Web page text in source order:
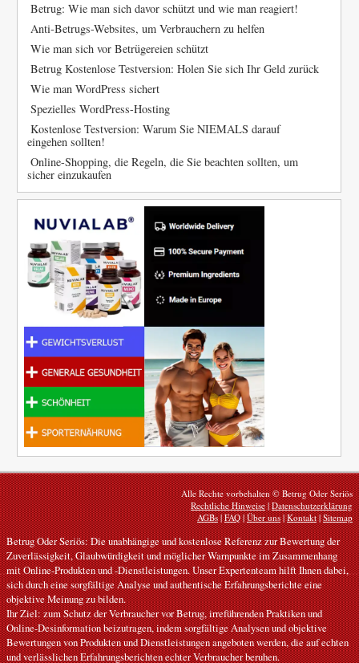
Betrug: Wie man sich davor schützt und wie man reagiert!
Anti-Betrugs-Websites, um Verbrauchern zu helfen
Wie man sich vor Betrügereien schützt
Betrug Kostenlose Testversion: Holen Sie sich Ihr Geld zurück
Wie man WordPress sichert
Spezielles WordPress-Hosting
Kostenlose Testversion: Warum Sie NIEMALS darauf
eingehen sollten!
Online-Shopping, die Regeln, die Sie beachten sollten, um
sicher einzukaufen
Alle Rechte vorbehalten © Betrug Oder Seriös
Rechtliche Hinweise|Datenschutzerklärung
AGBs|FAQ|Über uns|Kontakt|Sitemap
Betrug Oder Seriös: Die unabhängige und kostenlose Referenz zur Bewertung der
Zuverlässigkeit, Glaubwürdigkeit und möglicher Warnpunkte im Zusammenhang
mit Online-Produkten und -Dienstleistungen. Unser Expertenteam hilft Ihnen dabei,
sich durch eine sorgfältige Analyse und authentische Erfahrungsberichte eine
objektive Meinung zu bilden.
Ihr Ziel: zum Schutz der Verbraucher vor Betrug, irreführenden Praktiken und
Online-Desinformation beizutragen, indem sorgfältige Analysen und objektive
Bewertungen von Produkten und Dienstleistungen angeboten werden, die auf echten
und verlässlichen Erfahrungsberichten echter Verbraucher beruhen.